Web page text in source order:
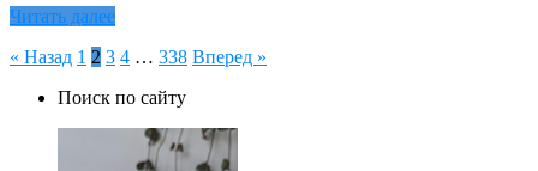
Читать далее
Пагинация
записей
« Назад 1 2 3 4 … 338 Вперед »
Поиск по сайту